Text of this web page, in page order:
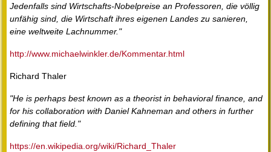
Jedenfalls sind Wirtschafts-Nobelpreise an Professoren, die völlig
unfähig sind, die Wirtschaft ihres eigenen Landes zu sanieren,
eine weltweite Lachnummer."
http://www.michaelwinkler.de/Kommentar.html
Richard Thaler
"He is perhaps best known as a theorist in behavioral finance, and
for his collaboration with Daniel Kahneman and others in further
defining that field."
https://en.wikipedia.org/wiki/Richard_Thaler